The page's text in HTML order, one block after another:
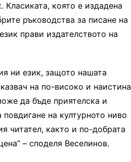
Класиката, която е издадена
ръководства за писане на
прави издателството на
ни език, защото нашата
на по-високо и наистина
да бъде приятелска и
на културното ниво
читател, както и по-добрата
– споделя Веселинов.